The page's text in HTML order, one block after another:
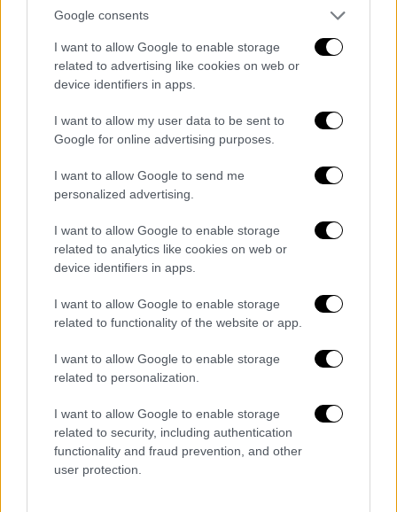
Google consents
I want to allow Google to enable storage
related to advertising like cookies on web or
device identifiers in apps.
I want to allow my user data to be sent to
Google for online advertising purposes.
I want to allow Google to send me
personalized advertising.
I want to allow Google to enable storage
related to analytics like cookies on web or
device identifiers in apps.
I want to allow Google to enable storage
related to functionality of the website or app.
I want to allow Google to enable storage
related to personalization.
I want to allow Google to enable storage
related to security, including authentication
functionality and fraud prevention, and other
user protection.
O Κυριάκος Μητσοτάκης αναστέλλει την
ιδιότητα μέλους της Mαρίας Σπυράκη
στη ΝΔ - Δεν θα είναι υποψήφια
βουλευτής στις εκλογές
Τα «συν» και τα «πλην» των
δημοσκοπικών ευρημάτων μετράνε στην
κυβέρνηση - Η ακρίβεια «κοστίζει»
πολιτικά
αεροσκάφους στο Κακό Όρος και οι
συγκλονιστικές μαρτυρίες - «Βυθιζόταν,
φώναζε "I'm done"»
Επιταγή ακρίβειας - επιδόματα:
Κλείδωσαν οι ημερομηνίες πληρωμών -
Νέες αποκαλύψεις: Αυτός είναι ο όρκος
κατέστρεψε την σχέση του με τον
αδερφό του – Γιατί ο Harry και η Meghan
δεν περιμένουν συγγνώμη από την